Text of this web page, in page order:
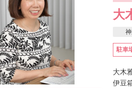
大
駐車
大木
伊豆